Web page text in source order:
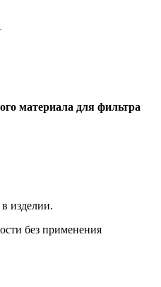
материала для фильтра
изделии.
без применения